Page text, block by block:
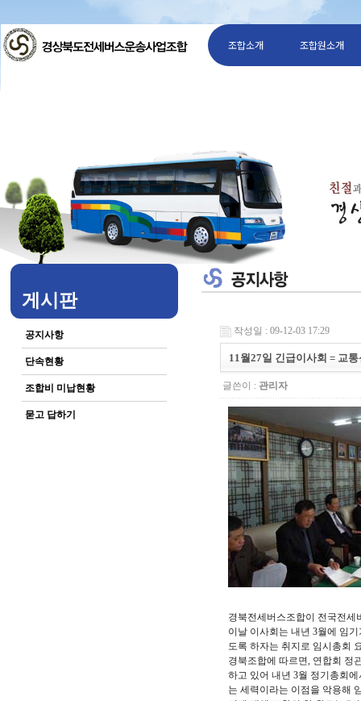
조합소개 조합원소개
게시판
공지사항
단속현황
조합비 미납현황
묻고 답하기
작성일 : 09-12-03 17:29
11월27일 긴급이사회 = 교
글쓴이 : 관리자
경북전세버스조합이 전국전세
이날 이사회는 내년 3월에 임
도록 하자는 취지로 임시총회
경북조합에 따르면, 연합회 정
하고 있어 내년 3월 정기총회
는 세력이라는 이점을 악용해